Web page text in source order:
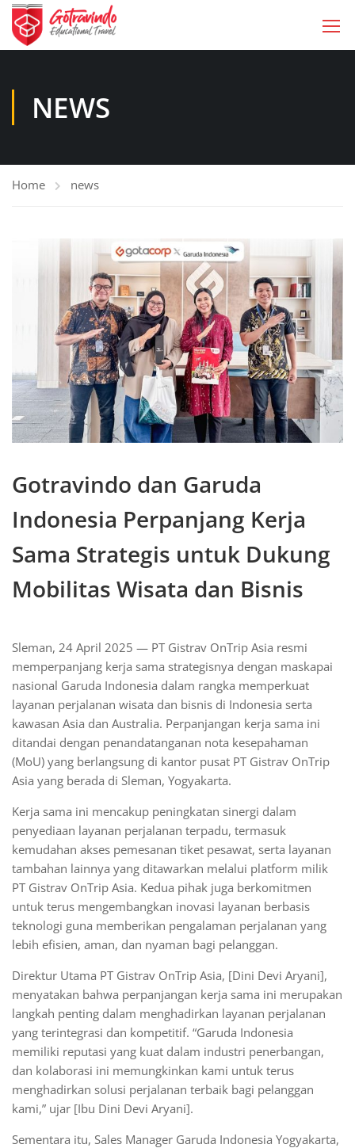
NEWS
Home news
Gotravindo dan Garuda
Indonesia Perpanjang Kerja
Sama Strategis untuk Dukung
Mobilitas Wisata dan Bisnis
Sleman, 24 April 2025 — PT Gistrav OnTrip Asia resmi
memperpanjang kerja sama strategisnya dengan maskapai
nasional Garuda Indonesia dalam rangka memperkuat
layanan perjalanan wisata dan bisnis di Indonesia serta
kawasan Asia dan Australia. Perpanjangan kerja sama ini
ditandai dengan penandatanganan nota kesepahaman
(MoU) yang berlangsung di kantor pusat PT Gistrav OnTrip
Asia yang berada di Sleman, Yogyakarta.
Kerja sama ini mencakup peningkatan sinergi dalam
penyediaan layanan perjalanan terpadu, termasuk
kemudahan akses pemesanan tiket pesawat, serta layanan
tambahan lainnya yang ditawarkan melalui platform milik
PT Gistrav OnTrip Asia. Kedua pihak juga berkomitmen
untuk terus mengembangkan inovasi layanan berbasis
teknologi guna memberikan pengalaman perjalanan yang
lebih efisien, aman, dan nyaman bagi pelanggan.
Direktur Utama PT Gistrav OnTrip Asia, [Dini Devi Aryani],
menyatakan bahwa perpanjangan kerja sama ini merupakan
langkah penting dalam menghadirkan layanan perjalanan
yang terintegrasi dan kompetitif. “Garuda Indonesia
memiliki reputasi yang kuat dalam industri penerbangan,
dan kolaborasi ini memungkinkan kami untuk terus
menghadirkan solusi perjalanan terbaik bagi pelanggan
kami,” ujar [Ibu Dini Devi Aryani].
Sementara itu, Sales Manager Garuda Indonesia Yogyakarta,